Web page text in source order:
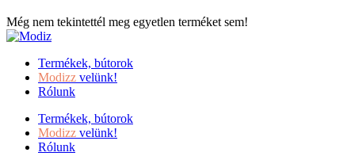
Még nem tekintettél meg egyetlen terméket sem!
Termékek, bútorok
Modizz velünk!
Rólunk
Termékek, bútorok
Modizz velünk!
Rólunk